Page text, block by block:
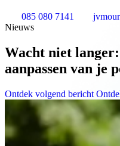
085 080 7141
Nieuws
Wacht niet
aanpassen van je
Ontdek volgend bericht